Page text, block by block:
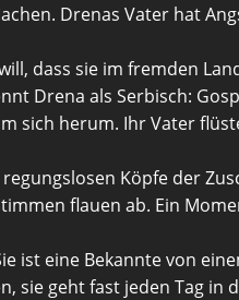
Drenas Vater hat
dass sie im fremden
Drena als Serbisch:
sich herum. Ihr Vater
Köpfe der
flauen ab. Ein
ist eine Bekannte von
geht fast jeden Tag in